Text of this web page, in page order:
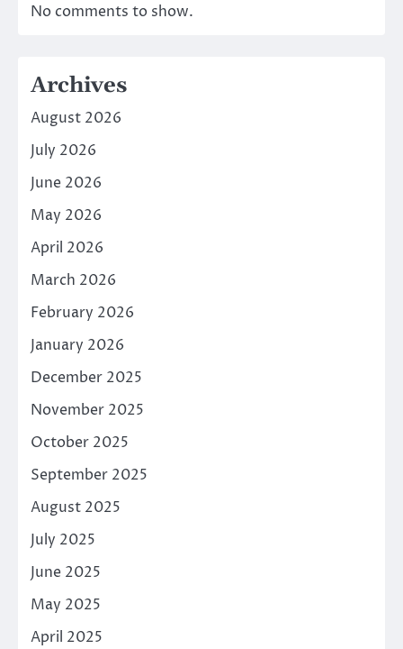
No comments to show.
Archives
August 2026
July 2026
June 2026
May 2026
April 2026
March 2026
February 2026
January 2026
December 2025
November 2025
October 2025
September 2025
August 2025
July 2025
June 2025
May 2025
April 2025